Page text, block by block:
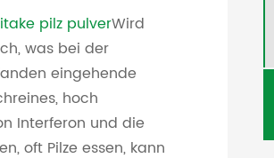
pilz pulverWird
was bei der
eingehende
hoch
Interferon und die
oft Pilze essen, kann